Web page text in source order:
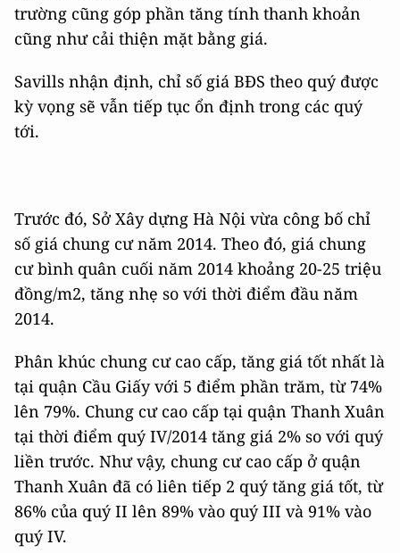
trường cũng góp phần tăng tính thanh khoản
cũng như cải thiện mặt bằng giá.
Savills nhận định, chỉ số giá BĐS theo quý được
kỳ vọng sẽ vẫn tiếp tục ổn định trong các quý
tới.
Trước đó, Sở Xây dựng Hà Nội vừa công bố chỉ
số giá chung cư năm 2014. Theo đó, giá chung
cư bình quân cuối năm 2014 khoảng 20-25 triệu
đồng/m2, tăng nhẹ so với thời điểm đầu năm
2014.
Phân khúc chung cư cao cấp, tăng giá tốt nhất là
tại quận Cầu Giấy với 5 điểm phần trăm, từ 74%
lên 79%. Chung cư cao cấp tại quận Thanh Xuân
tại thời điểm quý IV/2014 tăng giá 2% so với quý
liền trước. Như vậy, chung cư cao cấp ở quận
Thanh Xuân đã có liên tiếp 2 quý tăng giá tốt, từ
86% của quý II lên 89% vào quý III và 91% vào
quý IV.